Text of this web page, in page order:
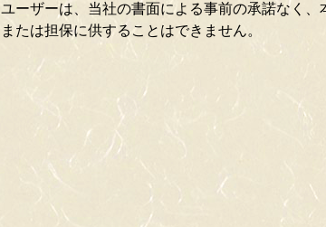
ユーザーは、当社の書面による事前の承諾なく
または担保に供することはできません。